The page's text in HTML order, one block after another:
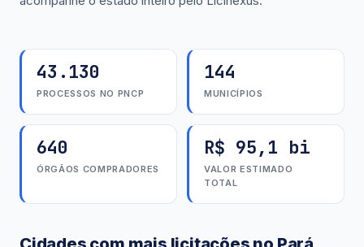
43.130
PROCESSOS NO PNCP
144
MUNICÍPIOS
640
ÓRGÃOS COMPRADORES
R$ 95,1 bi
VALOR ESTIMADO
TOTAL